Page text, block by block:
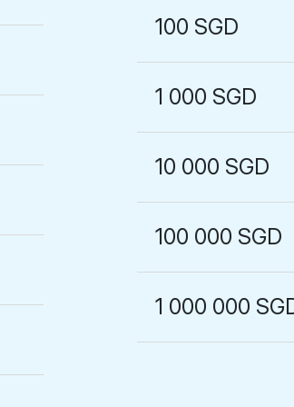
100 SGD
1 000 SGD
10 000 SGD
100 000 SGD
1 000 000